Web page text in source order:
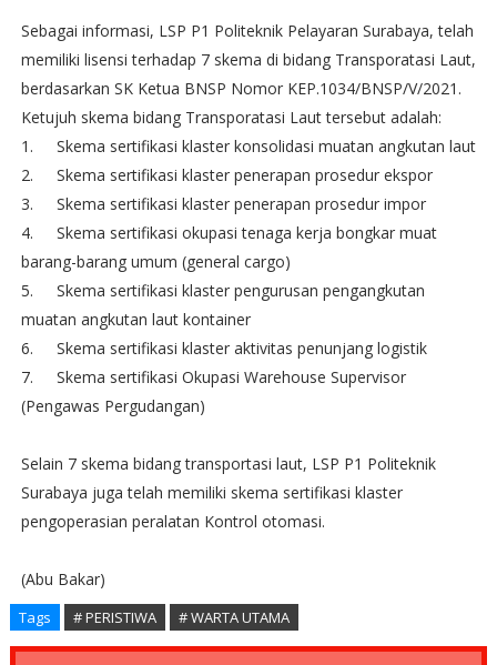
Sebagai informasi, LSP P1 Politeknik Pelayaran Surabaya, telah
memiliki lisensi terhadap 7 skema di bidang Transporatasi Laut,
berdasarkan SK Ketua BNSP Nomor KEP.1034/BNSP/V/2021.
Ketujuh skema bidang Transporatasi Laut tersebut adalah:
1.
Skema sertifikasi klaster konsolidasi muatan angkutan laut
2.
Skema sertifikasi klaster penerapan prosedur ekspor
3.
Skema sertifikasi klaster penerapan prosedur impor
4.
Skema sertifikasi okupasi tenaga kerja bongkar muat
barang-barang umum (general cargo)
5.
Skema sertifikasi klaster pengurusan pengangkutan
muatan angkutan laut kontainer
6.
Skema sertifikasi klaster aktivitas penunjang logistik
7.
Skema sertifikasi Okupasi Warehouse Supervisor
(Pengawas Pergudangan)
Selain 7 skema bidang transportasi laut, LSP P1 Politeknik
Surabaya juga telah memiliki skema sertifikasi klaster
pengoperasian peralatan Kontrol otomasi.
(Abu Bakar)
Tags # PERISTIWA # WARTA UTAMA